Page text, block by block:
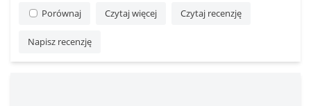
Porównaj Czytaj więcej Czytaj recenzję
Napisz recenzję